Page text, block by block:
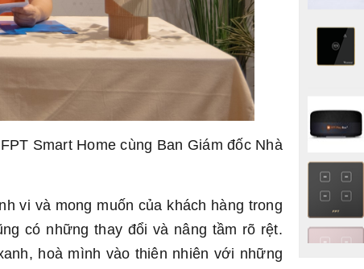
Smart Home cùng Ban Giám đốc Nhà
vi và mong muốn của khách hàng trong
có những thay đổi và nâng tầm rõ rệt.
hoà mình vào thiên nhiên với những